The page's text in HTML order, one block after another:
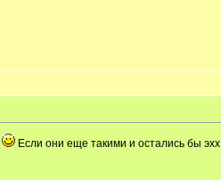
Если они еще такими и остались бы эхх